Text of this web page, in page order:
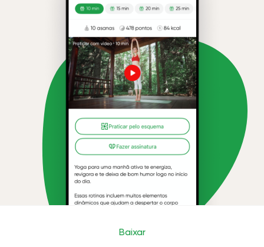
Baixar